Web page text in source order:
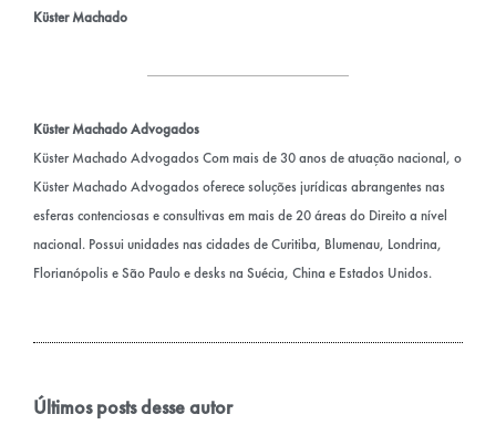
Küster Machado
Küster Machado Advogados
Küster Machado Advogados Com mais de 30 anos de atuação nacional, o
Küster Machado Advogados oferece soluções jurídicas abrangentes nas
esferas contenciosas e consultivas em mais de 20 áreas do Direito a nível
nacional. Possui unidades nas cidades de Curitiba, Blumenau, Londrina,
Florianópolis e São Paulo e desks na Suécia, China e Estados Unidos.
Últimos posts desse autor